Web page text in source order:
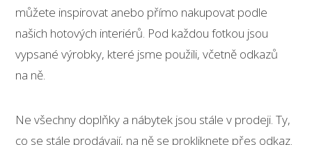
můžete inspirovat anebo přímo nakupovat podle
našich hotových interiérů. Pod každou fotkou jsou
vypsané výrobky, které jsme použili, včetně odkazů
na ně.
Ne všechny doplňky a nábytek jsou stále v prodeji. Ty,
co se stále prodávají, na ně se prokliknete přes odkaz.